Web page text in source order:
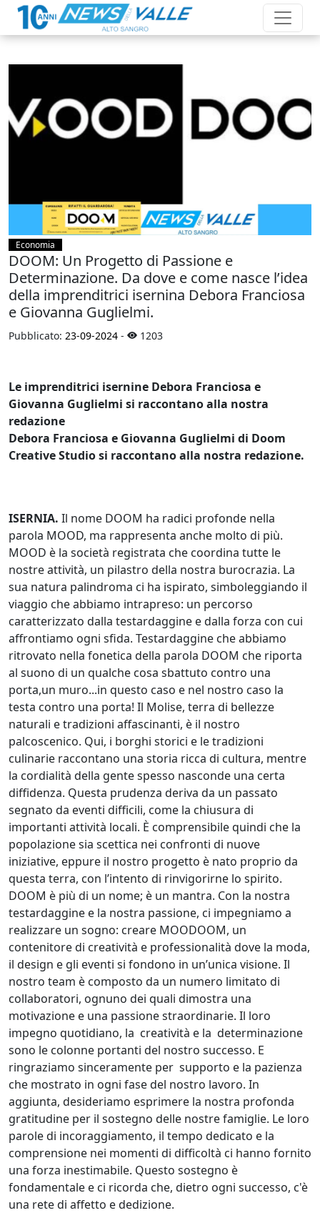
Economia
DOOM: Un Progetto di Passione e
Determinazione. Da dove e come nasce l’idea
della imprenditrici isernina Debora Franciosa
e Giovanna Guglielmi.
Pubblicato: 23-09-2024 - 1203
Le imprenditrici isernine Debora Franciosa e
Giovanna Guglielmi si raccontano alla nostra
redazione
Debora Franciosa e Giovanna Guglielmi di Doom
Creative Studio si raccontano alla nostra redazione.
ISERNIA. Il nome DOOM ha radici profonde nella
parola MOOD, ma rappresenta anche molto di più.
MOOD è la società registrata che coordina tutte le
nostre attività, un pilastro della nostra burocrazia. La
sua natura palindroma ci ha ispirato, simboleggiando il
viaggio che abbiamo intrapreso: un percorso
caratterizzato dalla testardaggine e dalla forza con cui
affrontiamo ogni sfida. Testardaggine che abbiamo
ritrovato nella fonetica della parola DOOM che riporta
al suono di un qualche cosa sbattuto contro una
porta,un muro...in questo caso e nel nostro caso la
testa contro una porta! Il Molise, terra di bellezze
naturali e tradizioni affascinanti, è il nostro
palcoscenico. Qui, i borghi storici e le tradizioni
culinarie raccontano una storia ricca di cultura, mentre
la cordialità della gente spesso nasconde una certa
diffidenza. Questa prudenza deriva da un passato
segnato da eventi difficili, come la chiusura di
importanti attività locali. È comprensibile quindi che la
popolazione sia scettica nei confronti di nuove
iniziative, eppure il nostro progetto è nato proprio da
questa terra, con l’intento di rinvigorirne lo spirito.
DOOM è più di un nome; è un mantra. Con la nostra
testardaggine e la nostra passione, ci impegniamo a
realizzare un sogno: creare MOODOOM, un
contenitore di creatività e professionalità dove la moda,
il design e gli eventi si fondono in un’unica visione. Il
nostro team è composto da un numero limitato di
collaboratori, ognuno dei quali dimostra una
motivazione e una passione straordinarie. Il loro
impegno quotidiano, la creatività e la determinazione
sono le colonne portanti del nostro successo. E
ringraziamo sinceramente per supporto e la pazienza
che mostrato in ogni fase del nostro lavoro. In
aggiunta, desideriamo esprimere la nostra profonda
gratitudine per il sostegno delle nostre famiglie. Le loro
parole di incoraggiamento, il tempo dedicato e la
comprensione nei momenti di difficoltà ci hanno fornito
una forza inestimabile. Questo sostegno è
fondamentale e ci ricorda che, dietro ogni successo, c'è
una rete di affetto e dedizione.